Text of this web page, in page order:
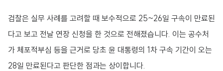
검찰은 실무 사례를 고려할 때 보수적으로 25~26일 구속이 만료된
다고 보고 전날 연장 신청을 한 것으로 전해졌습니다. 이는 공수처
가 체포적부심 등을 근거로 당초 윤 대통령의 1차 구속 기간이 오는
28일 만료된다고 판단한 점과는 상이합니다.